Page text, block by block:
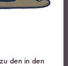
den in den